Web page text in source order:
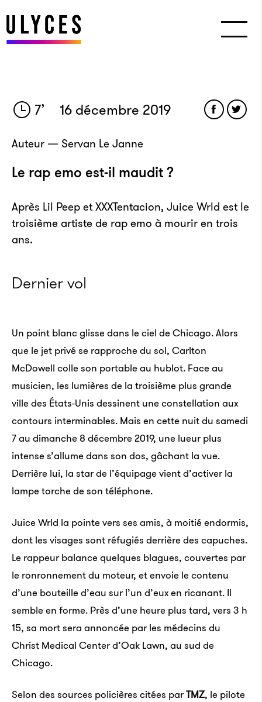
7’ 16 décembre 2019
Auteur — Servan Le Janne
Le rap emo est-il maudit ?
Après Lil Peep et XXXTentacion, Juice Wrld est le
troisième artiste de rap emo à mourir en trois
ans.
Dernier vol
Un point blanc glisse dans le ciel de Chicago. Alors
que le jet privé se rapproche du sol, Carlton
McDowell colle son portable au hublot. Face au
musicien, les lumières de la troisième plus grande
ville des États-Unis dessinent une constellation aux
contours interminables. Mais en cette nuit du samedi
7 au dimanche 8 décembre 2019, une lueur plus
intense s’allume dans son dos, gâchant la vue.
Derrière lui, la star de l’équipage vient d’activer la
lampe torche de son téléphone.
Juice Wrld la pointe vers ses amis, à moitié endormis,
dont les visages sont réfugiés derrière des capuches.
Le rappeur balance quelques blagues, couvertes par
le ronronnement du moteur, et envoie le contenu
d’une bouteille d’eau sur l’un d’eux en ricanant. Il
semble en forme. Près d’une heure plus tard, vers 3 h
15, sa mort sera annoncée par les médecins du
Christ Medical Center d’Oak Lawn, au sud de
Chicago.
Selon des sources policières citées parTMZ, le pilote